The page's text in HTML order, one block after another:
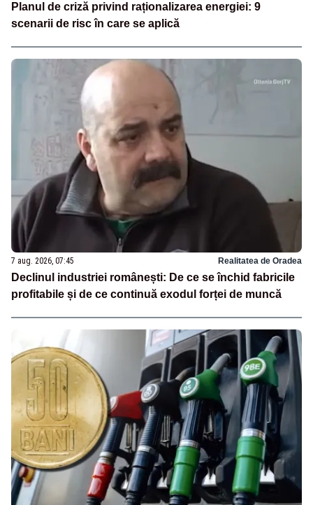
Planul de criză privind raționalizarea energiei: 9
scenarii de risc în care se aplică
7 aug. 2026, 07:45 Realitatea de Oradea
Declinul industriei românești: De ce se închid fabricile
profitabile și de ce continuă exodul forței de muncă